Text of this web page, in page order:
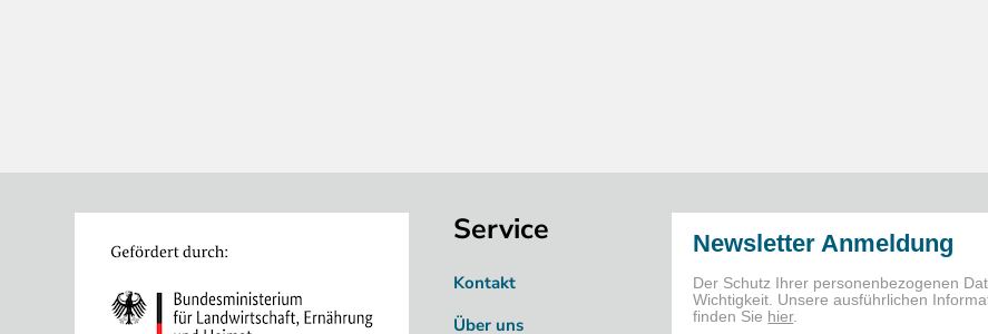
Service
Kontakt
Über uns